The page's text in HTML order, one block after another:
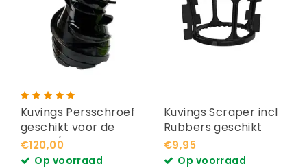
Kuvings Persschroef
geschikt voor de
B6000/ B8200 C9500
| C7000
€120,00
Op voorraad
Kuvings Scraper incl
Rubbers geschikt
voor de Auto10 S
€9,95
Op voorraad